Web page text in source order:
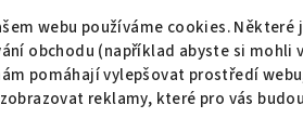
webu používáme cookies. Některé
obchodu (například abyste si
pomáhají vylepšovat prostředí
zobrazovat reklamy, které pro vás